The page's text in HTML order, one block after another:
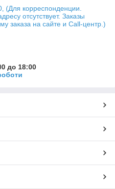
(Для корреспонденции.
отсутствует. Заказы
заказа на сайте и Call-центр.)
до 18:00